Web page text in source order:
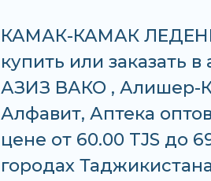
КАМАК-КАМАК
купить или заказать
АЗИЗ ВАКО , Алишер-
Алфавит, Аптека
цене от 60.00 TJS до
городах